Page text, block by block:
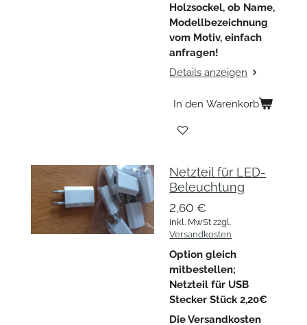
Holzsockel, ob Name,
Modellbezeichnung
vom Motiv, einfach
anfragen!
Details anzeigen
In den Warenkorb
Netzteil für LED-
Beleuchtung
2,60 €
inkl. MwSt zzgl.
Versandkosten
Option gleich
mitbestellen;
Netzteil für USB
Stecker Stück 2,20€
Die Versandkosten